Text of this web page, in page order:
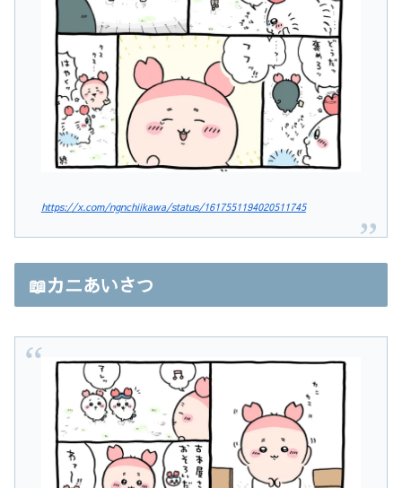
https://x.com/ngnchiikawa/status/1617551194020511745
📖カニあいさつ